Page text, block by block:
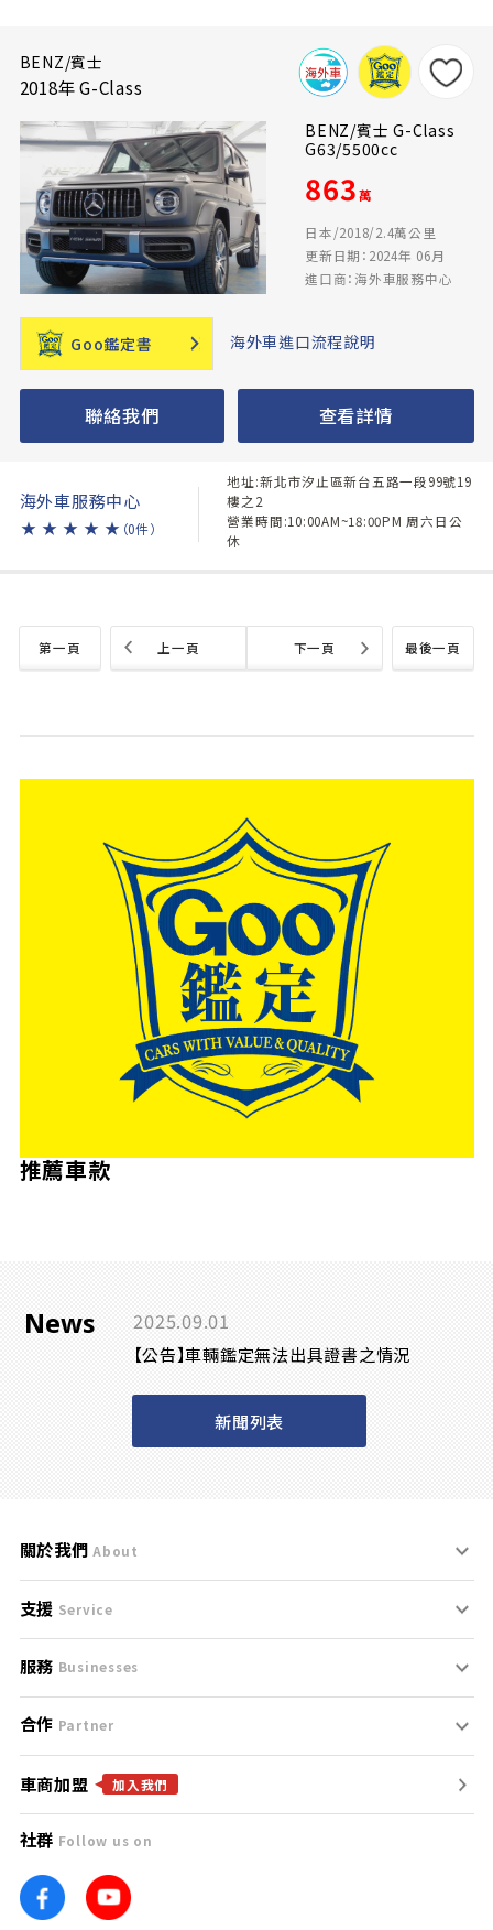
BENZ/賓士
2018年 G-Class
BENZ/賓士 G-Class
G63/5500cc
863萬
日本/2018/2.4萬公里
更新日期：2024年 06月
進口商：海外車服務中心
Goo鑑定書 海外車進口流程說明
聯絡我們 查看詳情
海外車服務中心
★ ★ ★ ★ ★ （0件）
地址:新北市汐止區新台五路一段99號19
樓之2
營業時間:10:00AM~18:00PM 周六日公
休
第一頁 最後一頁
上一頁 下一頁
推薦車款
News 2025.09.01
【公告】車輛鑑定無法出具證書之情況
新聞列表
關於我們 About
刊登規範
服務條款
免責聲明
隱私權政策
團隊
車訊網
支援 Service
支援中心
聯絡我們
服務 Businesses
什麼是Goo鑑定？
找好車
找好店
找海外車
合作 Partner
合作夥伴
廣告合作
車商加盟 加入我們
社群 Follow us on